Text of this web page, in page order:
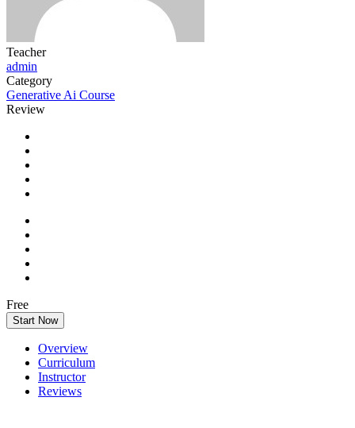
Teacher
admin
Category
Generative Ai Course
Review
Free
Start Now
Overview
Curriculum
Instructor
Reviews